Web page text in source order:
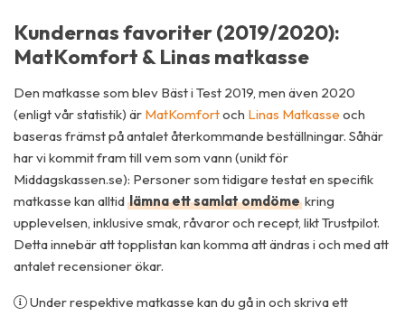
Kundernas favoriter (2019/2020):
MatKomfort & Linas matkasse
Den matkasse som blev Bäst i Test 2019, men även 2020
(enligt vår statistik) är MatKomfortoch Linas Matkasse och
baseras främst på antalet återkommande beställningar. Såhär
har vi kommit fram till vem som vann (unikt för
Middagskassen.se): Personer som tidigare testat en specifik
matkasse kan alltid lämna ett samlat omdöme kring
upplevelsen, inklusive smak, råvaror och recept, likt Trustpilot.
Detta innebär att topplistan kan komma att ändras i och med att
antalet recensioner ökar.
Under respektive matkasse kan du gå in och skriva ett